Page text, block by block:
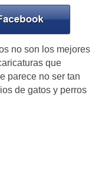
no son los mejores
que
parece no ser tan
de gatos y perros